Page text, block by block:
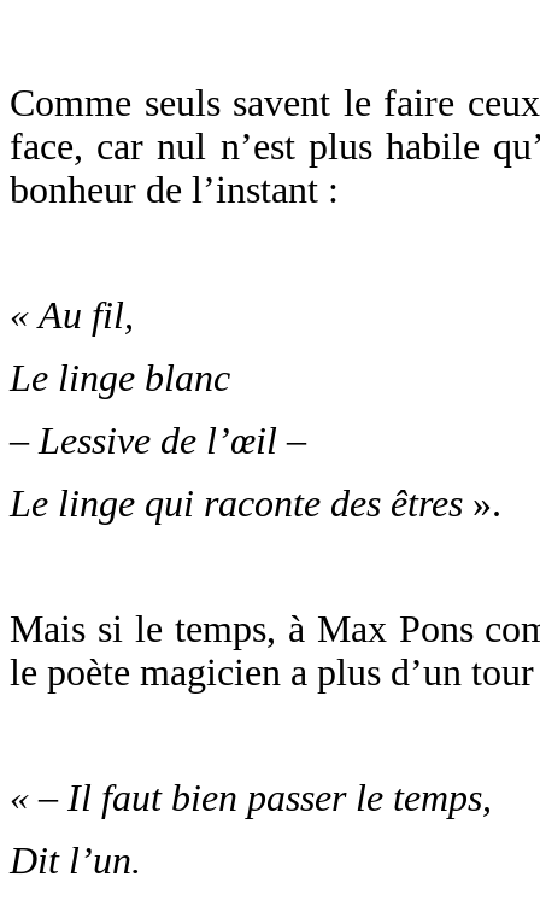
Comme seuls savent le faire
face, car nul n’est plus habile
bonheur de l’instant :
« Au fil,
Le linge blanc
– Lessive de l’œil –
Le linge qui raconte des êtres ».
Mais si le temps, à Max Pons
le poète magicien a plus d’un
« – Il faut bien passer le temps,
Dit l’un.